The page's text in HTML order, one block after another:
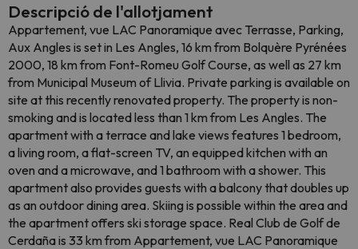
Descripció de l'allotjament
Appartement, vue LAC Panoramique avec Terrasse, Parking,
Aux Angles is set in Les Angles, 16 km from Bolquère Pyrénées
2000, 18 km from Font-Romeu Golf Course, as well as 27 km
from Municipal Museum of Llivia. Private parking is available on
site at this recently renovated property. The property is non-
smoking and is located less than 1 km from Les Angles. The
apartment with a terrace and lake views features 1 bedroom,
a living room, a flat-screen TV, an equipped kitchen with an
oven and a microwave, and 1 bathroom with a shower. This
apartment also provides guests with a balcony that doubles up
as an outdoor dining area. Skiing is possible within the area and
the apartment offers ski storage space. Real Club de Golf de
Cerdaña is 33 km from Appartement, vue LAC Panoramique